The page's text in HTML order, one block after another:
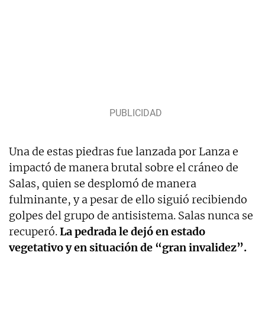
Una de estas piedras fue lanzada por Lanza e
impactó de manera brutal sobre el cráneo de
Salas, quien se desplomó de manera
fulminante, y a pesar de ello siguió recibiendo
golpes del grupo de antisistema. Salas nunca se
recuperó.La pedrada le dejó en estado
vegetativo y en situación de “gran invalidez”.